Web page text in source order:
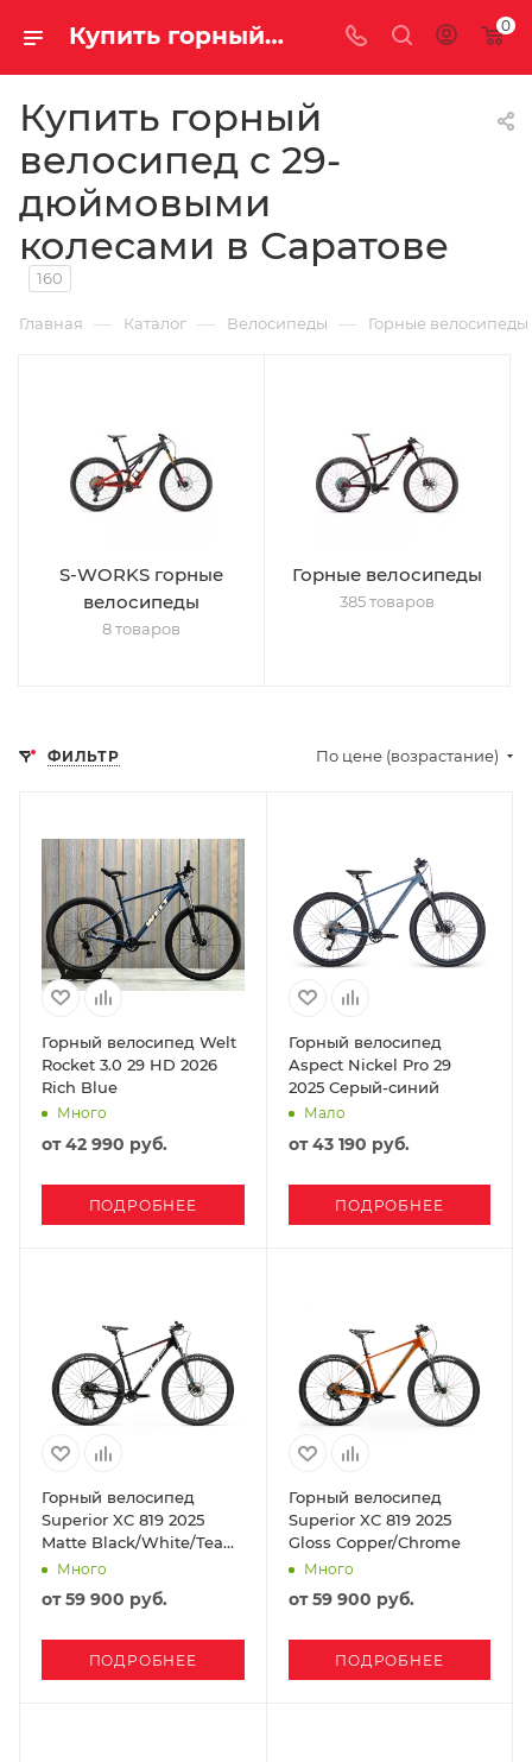
Купить горный велосипед с 29-дюймовыми колесами в Саратове 0
Купить горный
велосипед с 29-
дюймовыми
колесами в Саратове
160
Главная — Каталог — Велосипеды — Горные велосипеды
S-WORKS горные
велосипеды
8 товаров
Горные велосипеды
385 товаров
ФИЛЬТР По цене (возрастание)
Горный велосипед Welt
Rocket 3.0 29 HD 2026
Rich Blue
Много
от42 990 руб.
ПОДРОБНЕЕ
Горный велосипед
Aspect Nickel Pro 29
2025 Серый-синий
Мало
от43 190 руб.
ПОДРОБНЕЕ
Горный велосипед
Superior XC 819 2025
Matte Black/White/Team
RedМного
от59 900 руб.
ПОДРОБНЕЕ
Горный велосипед
Superior XC 819 2025
Gloss Copper/Chrome
Много
от59 900 руб.
ПОДРОБНЕЕ